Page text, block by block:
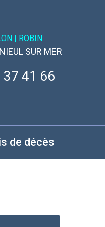
| ROBIN
SUR MER
37 41 66
de décès